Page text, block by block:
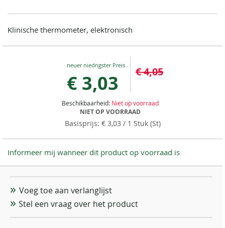
Klinische thermometer, elektronisch
Special
€ 3,03 € 4,05
€ 3,03 / 1 Stuk (St)
Beschikbaarheid: Niet op voorraad
NIET OP VOORRAAD
Informeer mij wanneer dit product op voorraad is
Voeg toe aan verlanglijst
Stel een vraag over het product